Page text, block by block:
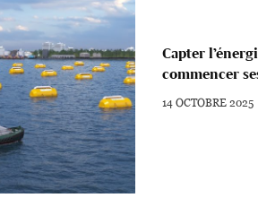
Capter
commencer
14 OCTOBRE 2025